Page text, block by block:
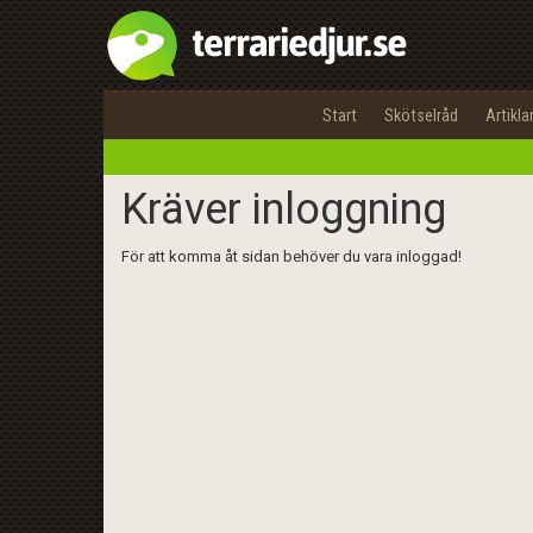
Start Skötselråd Artiklar
Kräver inloggning
För att komma åt sidan behöver du vara inloggad!